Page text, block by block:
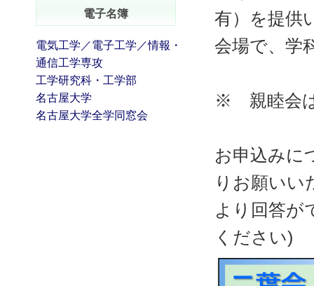
有）を提供
会場で、学
※ 親睦会
お申込みに
りお願いい
より回答が
ください)
電子名簿
電気工学／電子工学／情報・
通信工学専攻
工学研究科・工学部
名古屋大学
名古屋大学全学同窓会